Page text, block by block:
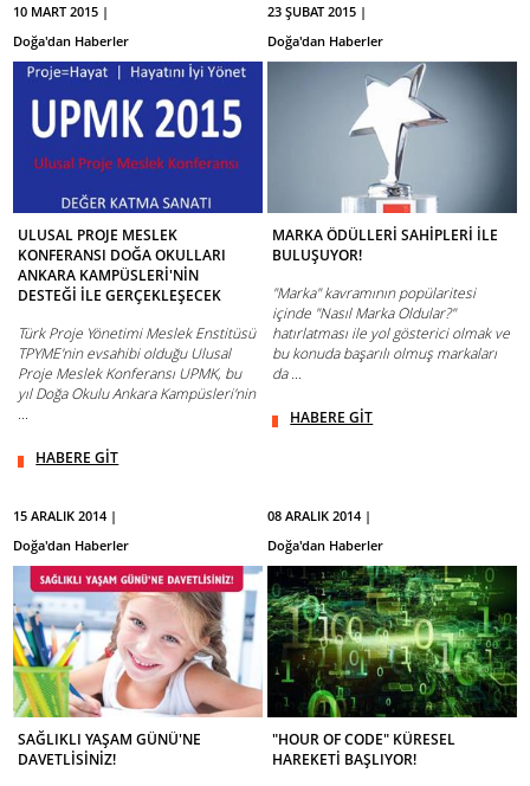
10 MART 2015 |
Doğa'dan Haberler
ULUSAL PROJE MESLEK
KONFERANSI DOĞA OKULLARI
ANKARA KAMPÜSLERİ'NİN
DESTEĞİ İLE GERÇEKLEŞECEK
Türk Proje Yönetimi Meslek Enstitüsü
TPYME'nin evsahibi olduğu Ulusal
Proje Meslek Konferansı UPMK, bu
yıl Doğa Okulu Ankara Kampüsleri'nin
...
HABERE GİT
23 ŞUBAT 2015 |
Doğa'dan Haberler
MARKA ÖDÜLLERİ SAHİPLERİ İLE
BULUŞUYOR!
"Marka" kavramının popülaritesi
içinde "Nasıl Marka Oldular?"
hatırlatması ile yol gösterici olmak ve
bu konuda başarılı olmuş markaları
da ...
HABERE GİT
15 ARALIK 2014 |
Doğa'dan Haberler
SAĞLIKLI YAŞAM GÜNÜ'NE
DAVETLİSİNİZ!
08 ARALIK 2014 |
Doğa'dan Haberler
"HOUR OF CODE" KÜRESEL
HAREKETİ BAŞLIYOR!